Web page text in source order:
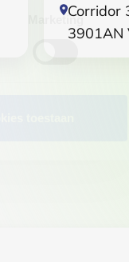
Marketing
Corridor
3901AN